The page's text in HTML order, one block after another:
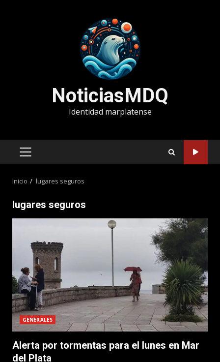
NoticiasMDQ
Identidad marplatense
MENÚ
Inicio lugares seguros
lugares seguros
GENERALES
Alerta por tormentas para el lunes en Mar
del Plata